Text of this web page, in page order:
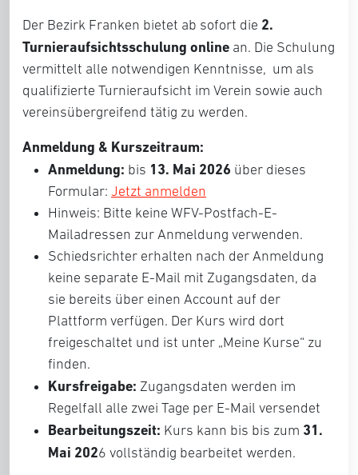
Der Bezirk Franken bietet ab sofort die 2.
Turnieraufsichtsschulung online an. Die Schulung
vermittelt alle notwendigen Kenntnisse, um als
qualifizierte Turnieraufsicht im Verein sowie auch
vereinsübergreifend tätig zu werden.
Anmeldung & Kurszeitraum:
Anmeldung: bis 13. Mai 2026 über dieses
Formular: Jetzt anmelden
Hinweis: Bitte keine WFV-Postfach-E-
Mailadressen zur Anmeldung verwenden.
Schiedsrichter erhalten nach der Anmeldung
keine separate E-Mail mit Zugangsdaten, da
sie bereits über einen Account auf der
Plattform verfügen. Der Kurs wird dort
freigeschaltet und ist unter „Meine Kurse“ zu
finden.
Kursfreigabe: Zugangsdaten werden im
Regelfall alle zwei Tage per E-Mail versendet
Bearbeitungszeit: Kurs kann bis bis zum 31.
Mai 2026 vollständig bearbeitet werden.